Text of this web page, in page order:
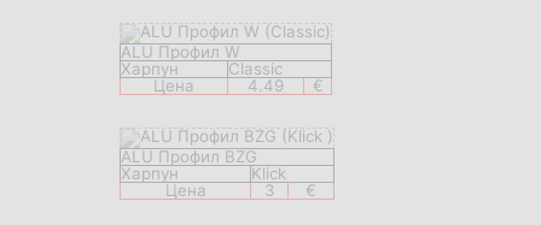
ALU Профил W
Харпун
Classic
Цена
4.49 €
ALU Профил BZG
Харпун
Klick
Цена
3 €